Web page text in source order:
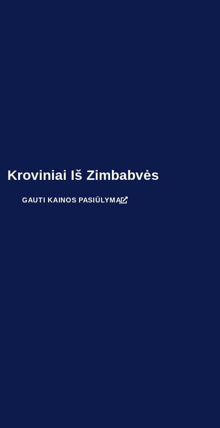
Kroviniai Iš Zimbabvės
GAUTI KAINOS PASIŪLYMĄ